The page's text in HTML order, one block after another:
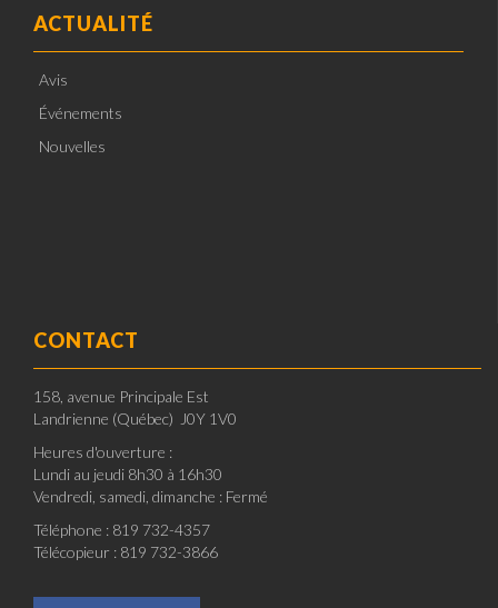
ACTUALITÉ
Avis
Événements
Nouvelles
CONTACT
158, avenue Principale Est
Landrienne (Québec) J0Y 1V0
Heures d'ouverture :
Lundi au jeudi 8h30 à 16h30
Vendredi, samedi, dimanche : Fermé
Téléphone : 819 732-4357
Télécopieur : 819 732-3866